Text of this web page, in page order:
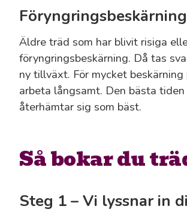
Föryngringsbeskärning
Äldre träd som har blivit risiga
föryngringsbeskärning. Då tas
ny tillväxt. För mycket
arbeta långsamt. Den bästa
återhämtar sig som bäst.
Så bokar du
Steg 1 – Vi lyssnar in